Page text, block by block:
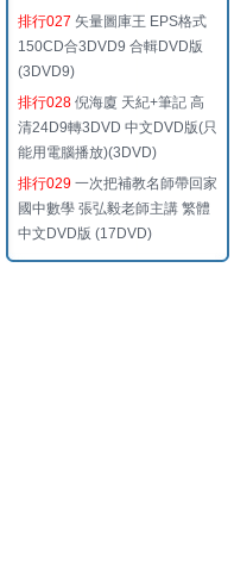
排行027 矢量圖庫王 EPS格式
150CD合3DVD9 合輯DVD版
(3DVD9)
排行028 倪海廈 天紀+筆記 高
清24D9轉3DVD 中文DVD版(只
能用電腦播放)(3DVD)
排行029 一次把補教名師帶回家
國中數學 張弘毅老師主講 繁體
中文DVD版 (17DVD)